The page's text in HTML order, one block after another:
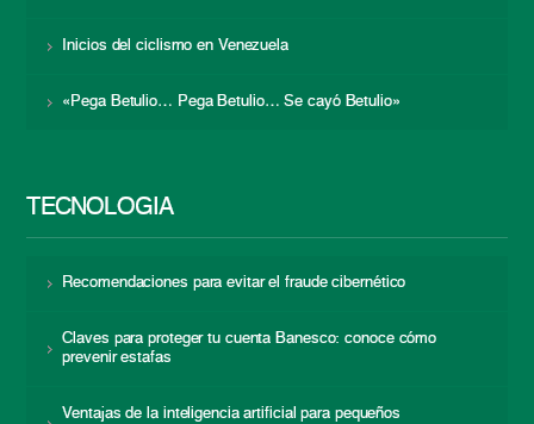
Inicios del ciclismo en Venezuela
«Pega Betulio… Pega Betulio… Se cayó Betulio»
TECNOLOGÍA
Recomendaciones para evitar el fraude cibernético
Claves para proteger tu cuenta Banesco: conoce cómo
prevenir estafas
Ventajas de la inteligencia artificial para pequeños